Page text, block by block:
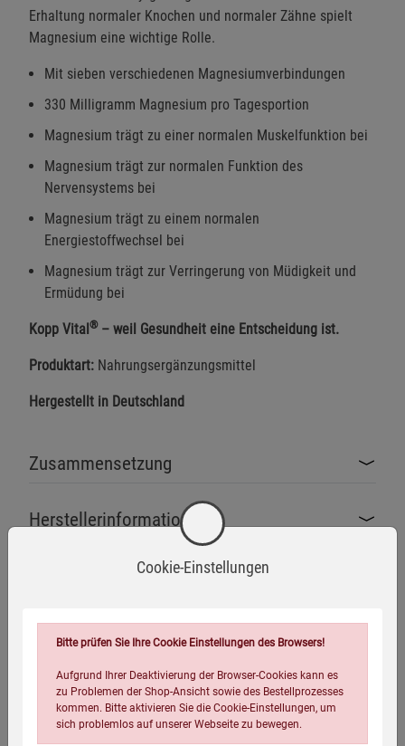
Erhaltung normaler Knochen und normaler Zähne spielt
Magnesium eine wichtige Rolle.
Mit sieben verschiedenen Magnesiumverbindungen
330 Milligramm Magnesium pro Tagesportion
Magnesium trägt zu einer normalen Muskelfunktion bei
Magnesium trägt zur normalen Funktion des
Nervensystems bei
Magnesium trägt zu einem normalen
Energiestoffwechsel bei
Magnesium trägt zur Verringerung von Müdigkeit und
Ermüdung bei
Kopp Vital®– weil Gesundheit eine Entscheidung ist.
Produktart: Nahrungsergänzungsmittel
Hergestellt in Deutschland
Zusammensetzung
Herstellerinformationen
Ohne Gentechnik Glutenfrei Laktosefrei
Vegan
Cookie-Einstellungen
Bitte prüfen Sie Ihre Cookie Einstellungen des Browsers!
Aufgrund Ihrer Deaktivierung der Browser-Cookies kann es
zu Problemen der Shop-Ansicht sowie des Bestellprozesses
kommen. Bitte aktivieren Sie die Cookie-Einstellungen, um
sich problemlos auf unserer Webseite zu bewegen.